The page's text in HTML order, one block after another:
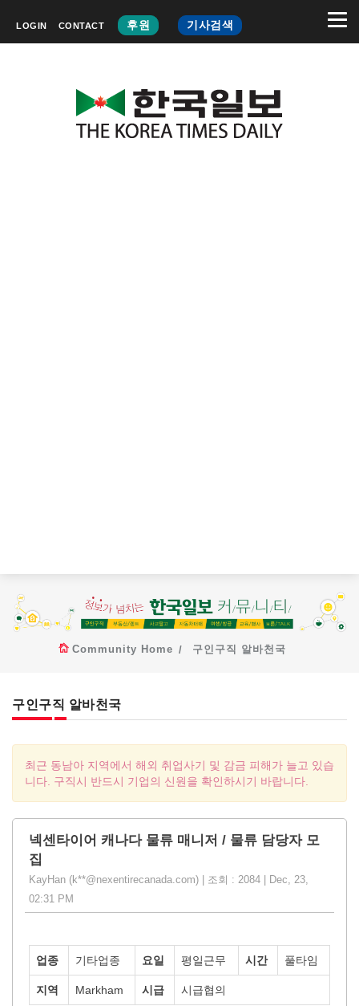
LOGIN CONTACT 후원 기사검색
Community Home 구인구직 알바천국
구인구직 알바천국
최근 동남아 지역에서 해외 취업사기 및 감금 피해가 늘고 있습
니다. 구직시 반드시 기업의 신원을 확인하시기 바랍니다.
넥센타이어 캐나다 물류 매니저 / 물류 담당자 모
집
KayHan (k**@nexentirecanada.com) | 조회 : 2084 | Dec, 23,
02:31 PM
업종 기타업종 요일 평일근무 시간 풀타임
지역 Markham 시급 시급협의